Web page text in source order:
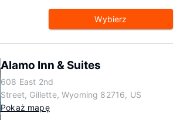
Wybierz
Alamo Inn & Suites
608 East 2nd
Street, Gillette, Wyoming 82716, US
Pokaż mapę